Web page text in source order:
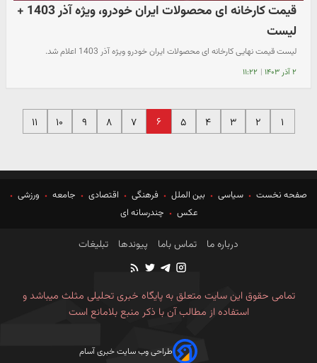
قیمت کارخانه ای محصولات ایران خودرو، ویژه آذر 1403 +
لیست
لیست قیمت نهایی کارخانه ای محصولات ایران خودرو ویژه آذر 1403 اعلام شد.
۲ آذر ۱۴۰۳ | ۱۱:۲۲
۱ ۲ ۳ ۴ ۵ ۶ ۷ ۸ ۹ ۱۰ ۱۱
صفحه نخست سیاسی بین الملل فرهنگی اقتصادی جامعه
ورزشی
عکس
چندرسانه ای
درباره ما تماس باما پیوندها تبلیغات
تمامی حقوق این سایت متعلق به پایگاه خبری تحلیلی مثلث میباشد و
استفاده از مطالب آن با ذکر منبع بلامانع است
طراحی وب سایت خبری آسام